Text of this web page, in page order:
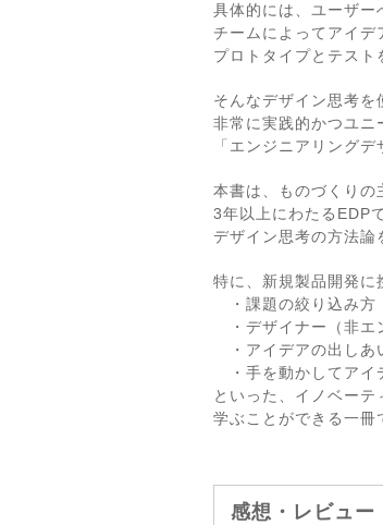
具体的には、ユーザー
チームによってアイデ
プロトタイプとテスト
そんなデザイン思考を
非常に実践的かつユニ
「エンジニアリング
本書は、ものづくりの
3年以上にわたるEDP
デザイン思考の方法論
特に、新規製品開発に
・課題の絞り込み方
・デザイナー（非エ
・アイデアの出しあ
・手を動かしてアイ
といった、イノベー
学ぶことができる一冊
感想・レビュー